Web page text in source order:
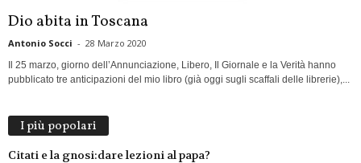
Dio abita in Toscana
Antonio Socci - 28 Marzo 2020
Il 25 marzo, giorno dell’Annunciazione, Libero, Il Giornale e la Verità hanno
pubblicato tre anticipazioni del mio libro (già oggi sugli scaffali delle librerie),...
I più popolari
Citati e la gnosi:dare lezioni al papa?